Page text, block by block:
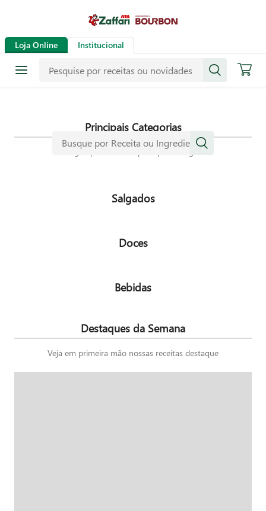
Loja Online Institucional
Receitas
Mais de mil receitas
Principais Categorias
Navegue pelas nossas principais categorias
Salgados
Doces
Bebidas
Destaques da Semana
Veja em primeira mão nossas receitas destaque